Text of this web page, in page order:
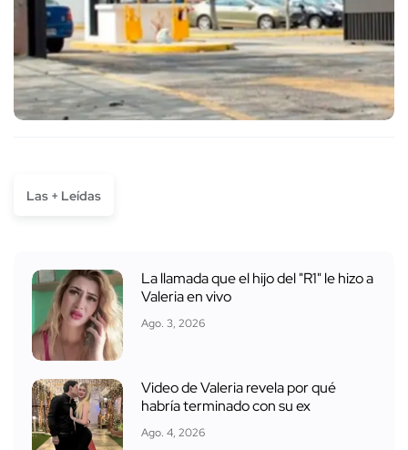
Las + Leídas
La llamada que el hijo del "R1" le hizo a
Valeria en vivo
Ago. 3, 2026
Video de Valeria revela por qué
habría terminado con su ex
Ago. 4, 2026